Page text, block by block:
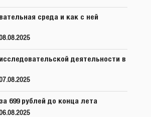
среда и как с ней
деятельности в
699 рублей до конца лета